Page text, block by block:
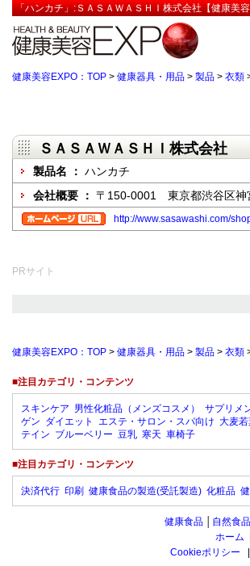
「ハンカチ」:ＳＡＳＡＷＡＳＨＩ株式会社【健康美
健康美容EXPO：TOP > 健康器具・用品 > 製品 > 衣類
ＳＡＳＡＷＡＳＨＩ株式会社
製品名 ： ハンカチ
会社概要 ： 〒150-0001 東京都渋谷区神
http://www.sasawashi.com/
PRサイト
健康美容EXPO：TOP > 健康器具・用品 > 製品 > 衣類
■注目カテゴリ・コンテンツ
スキンケア 男性化粧品（メンズコスメ） サプリメ
ゲン ダイエット エステ・サロン・スパ向け 大麦
テイン ブルーベリー 豆乳 寒天 車椅子
■注目カテゴリ・コンテンツ
決済代行 印刷 健康食品の製造(受託製造) 化粧品
健康食品 自然食品
ホーム
Cookieポリシー